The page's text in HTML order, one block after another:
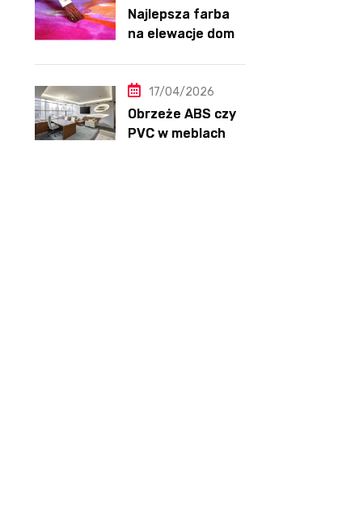
Najlepsza farba
na elewacje domu
17/04/2026
Obrzeże ABS czy
PVC w meblach